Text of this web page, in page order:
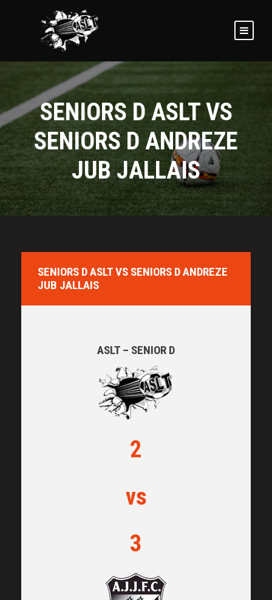
SENIORS D ASLT VS
SENIORS D ANDREZE
JUB JALLAIS
SENIORS D ASLT VS SENIORS D ANDREZE
JUB JALLAIS
ASLT – SENIOR D
2
vs
3